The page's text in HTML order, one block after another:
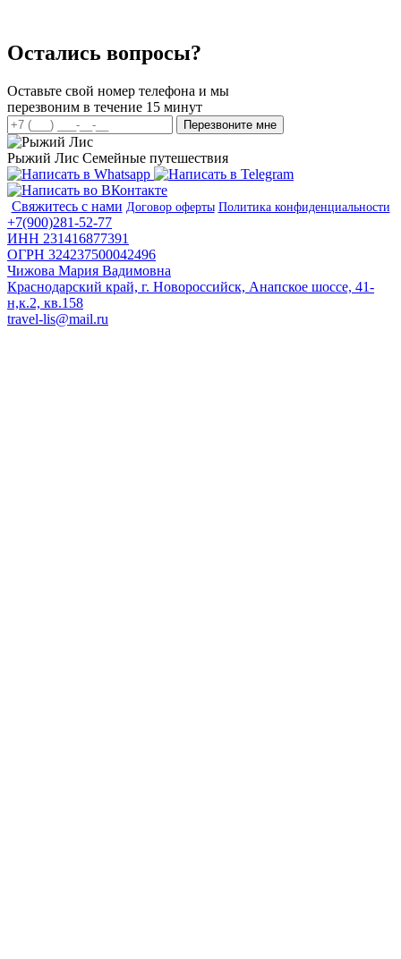
Остались вопросы?
Оставьте свой номер телефона и мы
перезвоним в течение 15 минут
Перезвоните мне
Рыжий Лис Семейные путешествия
Свяжитесь с нами Договор оферты Политика конфиденциальности
+7(900)281-52-77
ИНН 231416877391
ОГРН 324237500042496
Чижова Мария Вадимовна
Краснодарский край, г. Новороссийск, Анапское шоссе, 41-
н,к.2, кв.158
travel-lis@mail.ru